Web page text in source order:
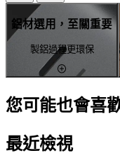
鋁材選用，至關重要
製鋁過程更環保
您可能也會喜
最近檢視